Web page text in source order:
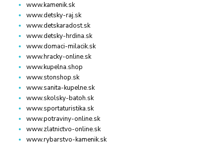
www.kamenik.sk
www.detsky-raj.sk
www.detskaradost.sk
www.detsky-hrdina.sk
www.domaci-milacik.sk
www.hracky-online.sk
www.kupelna.shop
www.stonshop.sk
www.sanita-kupelne.sk
www.skolsky-batoh.sk
www.sportaturistika.sk
www.potraviny-online.sk
www.zlatnictvo-online.sk
www.rybarstvo-kamenik.sk